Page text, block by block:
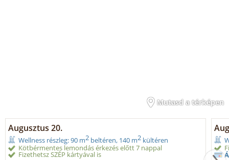
Mutasd a térképen
Augusztus 20.
Wellness részleg: 90 m2 beltéren, 140 m2 kültéren
Kötbérmentes lemondás érkezés előtt 7 nappal
Fizethetsz SZÉP kártyával is